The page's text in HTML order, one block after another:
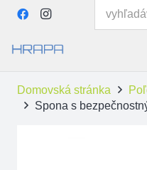
Domovská stránka
Spona s